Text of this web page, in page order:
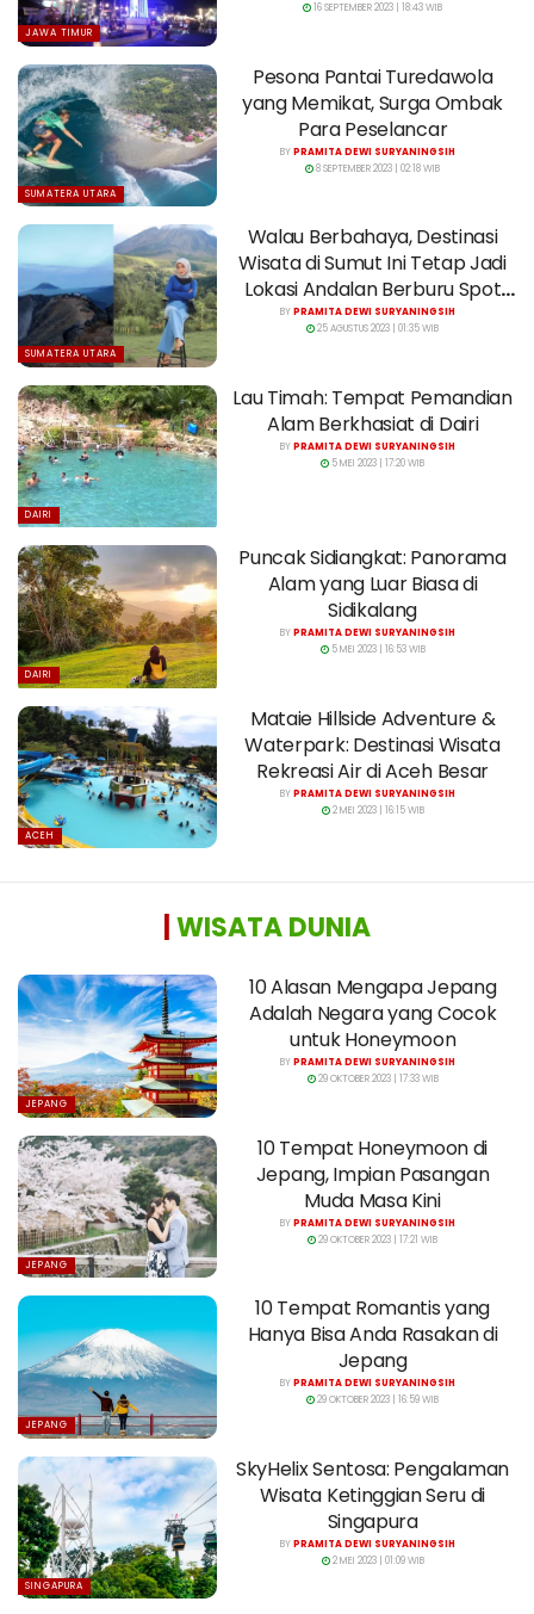
JAWA TIMUR
16 SEPTEMBER 2023 | 18:43 WIB
SUMATERA UTARA
Pesona Pantai Turedawola
yang Memikat, Surga Ombak
Para Peselancar
BYPRAMITA DEWI SURYANINGSIH
8 SEPTEMBER 2023 | 02:18 WIB
SUMATERA UTARA
Walau Berbahaya, Destinasi
Wisata di Sumut Ini Tetap Jadi
Lokasi Andalan Berburu Spot
Foto
BYPRAMITA DEWI SURYANINGSIH
25 AGUSTUS 2023 | 01:35 WIB
DAIRI
Lau Timah: Tempat Pemandian
Alam Berkhasiat di Dairi
BYPRAMITA DEWI SURYANINGSIH
5 MEI 2023 | 17:20 WIB
DAIRI
Puncak Sidiangkat: Panorama
Alam yang Luar Biasa di
Sidikalang
BYPRAMITA DEWI SURYANINGSIH
5 MEI 2023 | 16:53 WIB
ACEH
Mataie Hillside Adventure &
Waterpark: Destinasi Wisata
Rekreasi Air di Aceh Besar
BYPRAMITA DEWI SURYANINGSIH
2 MEI 2023 | 16:15 WIB
WISATA DUNIA
JEPANG
10 Alasan Mengapa Jepang
Adalah Negara yang Cocok
untuk Honeymoon
BYPRAMITA DEWI SURYANINGSIH
29 OKTOBER 2023 | 17:33 WIB
JEPANG
10 Tempat Honeymoon di
Jepang, Impian Pasangan
Muda Masa Kini
BYPRAMITA DEWI SURYANINGSIH
29 OKTOBER 2023 | 17:21 WIB
JEPANG
10 Tempat Romantis yang
Hanya Bisa Anda Rasakan di
Jepang
BYPRAMITA DEWI SURYANINGSIH
29 OKTOBER 2023 | 16:59 WIB
SINGAPURA
SkyHelix Sentosa: Pengalaman
Wisata Ketinggian Seru di
Singapura
BYPRAMITA DEWI SURYANINGSIH
2 MEI 2023 | 01:09 WIB